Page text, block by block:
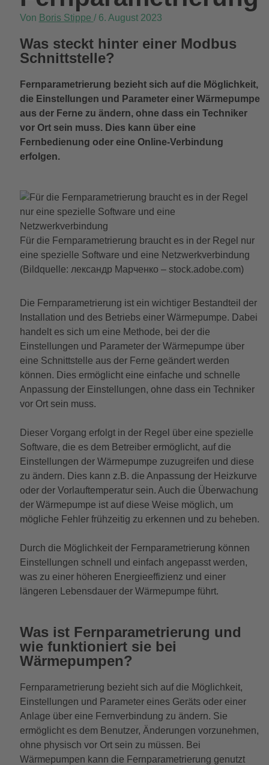
Von Boris Stippe / 6. August 2023
Was steckt hinter einer Modbus
Schnittstelle?
Fernparametrierung bezieht sich auf die Möglichkeit,
die Einstellungen und Parameter einer Wärmepumpe
aus der Ferne zu ändern, ohne dass ein Techniker
vor Ort sein muss. Dies kann über eine
Fernbedienung oder eine Online-Verbindung
erfolgen.
Für die Fernparametrierung braucht es in der Regel nur
eine spezielle Software und eine Netzwerkverbindung
(Bildquelle: лександр Марченко – stock.adobe.com)
Die Fernparametrierung ist ein wichtiger Bestandteil der
Installation und des Betriebs einer Wärmepumpe. Dabei
handelt es sich um eine Methode, bei der die
Einstellungen und Parameter der Wärmepumpe über
eine Schnittstelle aus der Ferne geändert werden
können. Dies ermöglicht eine einfache und schnelle
Anpassung der Einstellungen, ohne dass ein Techniker
vor Ort sein muss.
Dieser Vorgang erfolgt in der Regel über eine spezielle
Software, die es dem Betreiber ermöglicht, auf die
Einstellungen der Wärmepumpe zuzugreifen und diese
zu ändern. Dies kann z.B. die Anpassung der Heizkurve
oder der Vorlauftemperatur sein. Auch die Überwachung
der Wärmepumpe ist auf diese Weise möglich, um
mögliche Fehler frühzeitig zu erkennen und zu beheben.
Durch die Möglichkeit der Fernparametrierung können
Einstellungen schnell und einfach angepasst werden,
was zu einer höheren Energieeffizienz und einer
längeren Lebensdauer der Wärmepumpe führt.
Was ist Fernparametrierung und
wie funktioniert sie bei
Wärmepumpen?
Fernparametrierung bezieht sich auf die Möglichkeit,
Einstellungen und Parameter eines Geräts oder einer
Anlage über eine Fernverbindung zu ändern. Sie
ermöglicht es dem Benutzer, Änderungen vorzunehmen,
ohne physisch vor Ort sein zu müssen. Bei
Wärmepumpen kann die Fernparametrierung genutzt